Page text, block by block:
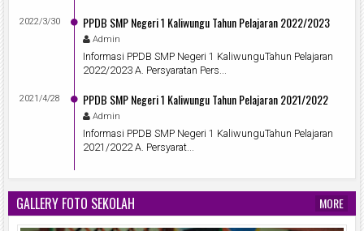
PPDB SMP Negeri 1 Kaliwungu Tahun Pelajaran 2022/2023
Admin
2022/3/30
Informasi PPDB SMP Negeri 1 KaliwunguTahun Pelajaran
2022/2023 A. Persyaratan Pers...
PPDB SMP Negeri 1 Kaliwungu Tahun Pelajaran 2021/2022
Admin
2021/4/28
Informasi PPDB SMP Negeri 1 KaliwunguTahun Pelajaran
2021/2022 A. Persyarat...
GALLERY FOTO SEKOLAH MORE